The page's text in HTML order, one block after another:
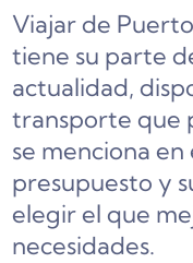
Viajar de
tiene su parte
actualidad,
transporte que
se menciona
presupuesto y
elegir el que
necesidades.